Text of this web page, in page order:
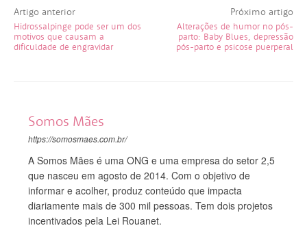
Artigo anterior
Hidrossalpinge pode ser um dos
motivos que causam a
dificuldade de engravidar
Próximo artigo
Alterações de humor no pós-
parto: Baby Blues, depressão
pós-parto e psicose puerperal
Somos Mães
https://somosmaes.com.br/
A Somos Mães é uma ONG e uma empresa do setor 2,5
que nasceu em agosto de 2014. Com o objetivo de
informar e acolher, produz conteúdo que impacta
diariamente mais de 300 mil pessoas. Tem dois projetos
incentivados pela Lei Rouanet.